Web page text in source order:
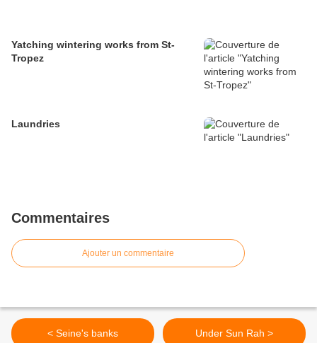
Yatching wintering works from St-
Tropez
Laundries
Commentaires
Ajouter un commentaire
< Seine's banks Under Sun Rah >